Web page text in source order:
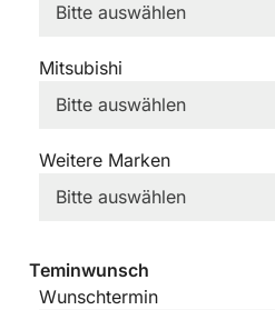
Mitsubishi
Weitere Marken
Teminwunsch
Wunschtermin